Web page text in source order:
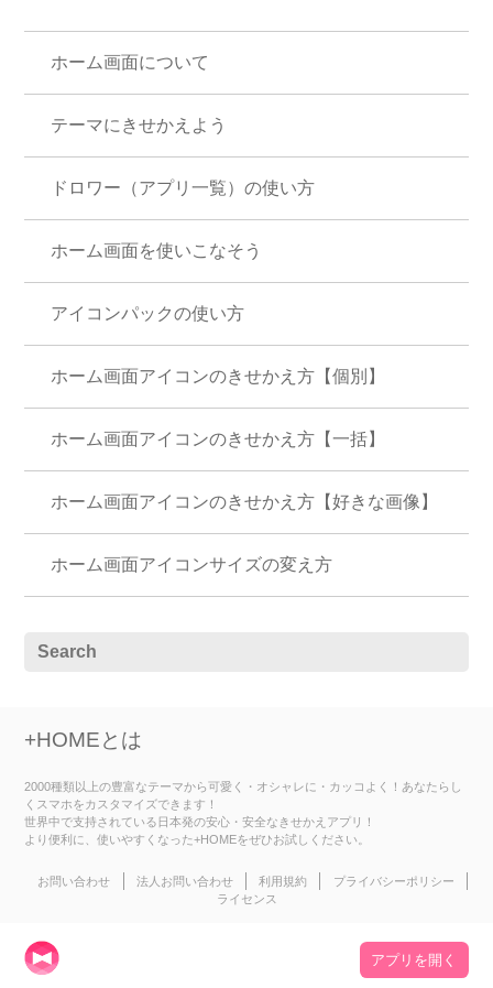
ホーム画面について
テーマにきせかえよう
ドロワー（アプリ一覧）の使い方
ホーム画面を使いこなそう
アイコンパックの使い方
ホーム画面アイコンのきせかえ方【個別】
ホーム画面アイコンのきせかえ方【一括】
ホーム画面アイコンのきせかえ方【好きな画像】
ホーム画面アイコンサイズの変え方
+HOMEとは
2000種類以上の豊富なテーマから可愛く・オシャレに・カッコよく！あなたらし
くスマホをカスタマイズできます！
世界中で支持されている日本発の安心・安全なきせかえアプリ！
より便利に、使いやすくなった+HOMEをぜひお試しください。
お問い合わせ 法人お問い合わせ 利用規約
プライバシーポリシー
ライセンス
アプリを開く